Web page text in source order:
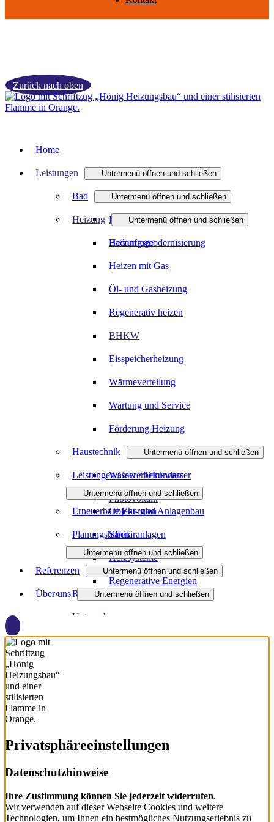
Zurück nach oben
Home
Leistungen Untermenü öffnen und schließen
Bad Untermenü öffnen und schließen
Badmodernisierung
Badanfrage
Heizung Untermenü öffnen und schließen
Heizungsmodernisierung
Heizen mit Gas
Öl- und Gasheizung
Regenerativ heizen
BHKW
Eisspeicherheizung
Wärmeverteilung
Wartung und Service
Förderung Heizung
Haustechnik Untermenü öffnen und schließen
Wasser / Trinkwasser
Photovoltaik
Leistungen Gewerbekunden
Untermenü öffnen und schließen
Objekt- und Anlagenbau
Sanitäranlagen
Heizsysteme
Regenerative Energien
Erneuerbare Energien
Planungshilfen
Untermenü öffnen und schließen
Heizungsanfrage-Assistent
Virtueller Showroom
Referenzen Untermenü öffnen und schließen
Referenzen Heizungsanlagen
Über uns Untermenü öffnen und schließen
Unternehmen
Team
Privatsphäre­einstellungen
Datenschutzhinweise
Ihre Zustimmung können Sie jederzeit widerrufen.
Wir verwenden auf dieser Webseite Cookies und weitere
Technologien, um Ihnen ein bestmögliches Nutzungserlebnis zu